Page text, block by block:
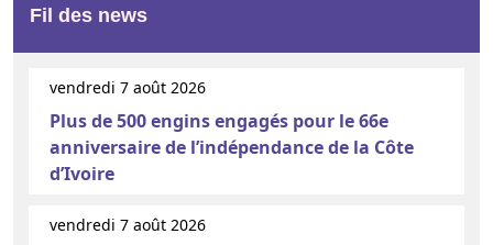
Fil des news
vendredi 7 août 2026
Plus de 500 engins engagés pour le 66e
anniversaire de l’indépendance de la Côte
d’Ivoire
vendredi 7 août 2026